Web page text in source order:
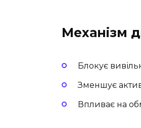
Механізм
Блокує
Зменшує
Впливає на